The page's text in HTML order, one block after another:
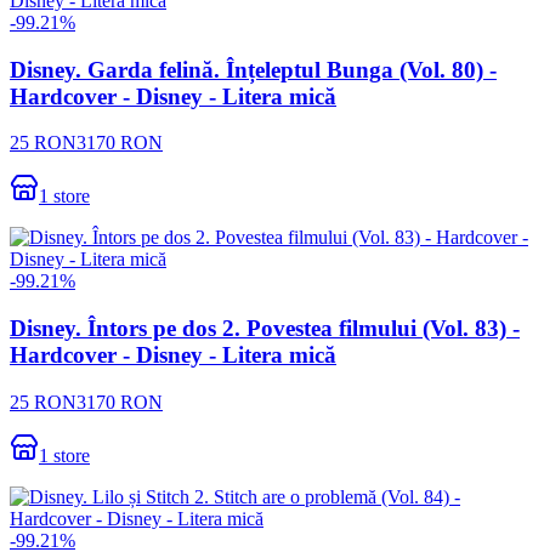
-99.21%
Disney. Garda felină. Înțeleptul Bunga (Vol. 80) -
Hardcover - Disney - Litera mică
25 RON3170 RON
1 store
-99.21%
Disney. Întors pe dos 2. Povestea filmului (Vol. 83) -
Hardcover - Disney - Litera mică
25 RON3170 RON
1 store
-99.21%